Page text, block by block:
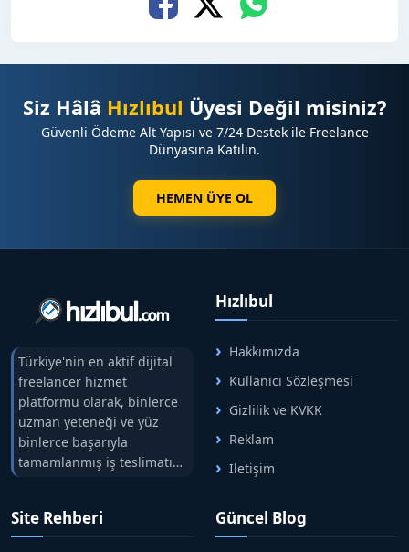
Siz Hâlâ Hızlıbul Üyesi Değil misiniz?
Güvenli Ödeme Alt Yapısı ve 7/24 Destek ile Freelance
Dünyasına Katılın.
HEMEN ÜYE OL
Türkiye'nin en aktif dijital
freelancer hizmet
platformu olarak, binlerce
uzman yeteneği ve yüz
binlerce başarıyla
tamamlanmış iş teslimatını
tek çatıda buluşturuyoruz.
arasındaki süreci risksiz
alışveriş sistemi ile koruyan
Hızlıbul
Hakkımızda
Kullanıcı Sözleşmesi
Gizlilik ve KVKK
Reklam
İletişim
Site Rehberi Güncel Blog